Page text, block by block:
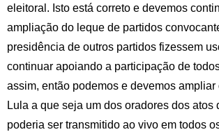
eleitoral. Isto está correto e devemos
ampliação do leque de partidos
presidência de outros partidos fizessem
continuar apoiando a participação de
assim, então podemos e devemos
Lula a que seja um dos oradores dos
poderia ser transmitido ao vivo em todos